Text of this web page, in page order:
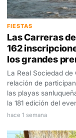
FIESTAS
Las Carreras
162
los grandes
La Real Sociedad
relación de
las playas
la 181 edición del
hace 1 semana